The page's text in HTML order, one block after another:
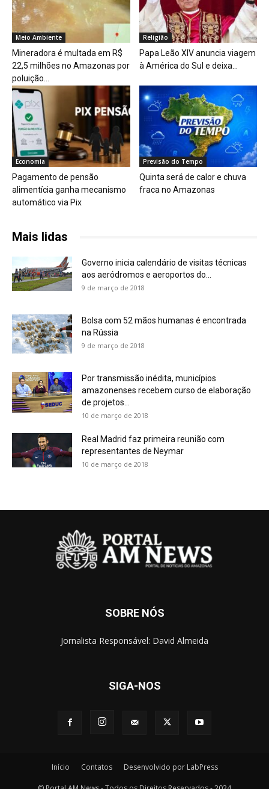
Meio Ambiente
Mineradora é multada em R$
22,5 milhões no Amazonas por
poluição...
Religião
Papa Leão XIV anuncia viagem
à América do Sul e deixa...
Economia
Pagamento de pensão
alimentícia ganha mecanismo
automático via Pix
Previsão do Tempo
Quinta será de calor e chuva
fraca no Amazonas
Mais lidas
Governo inicia calendário de visitas técnicas
aos aeródromos e aeroportos do...
9 de março de 2018
Bolsa com 52 mãos humanas é encontrada
na Rússia
9 de março de 2018
Por transmissão inédita, municípios
amazonenses recebem curso de elaboração
de projetos...
10 de março de 2018
Real Madrid faz primeira reunião com
representantes de Neymar
10 de março de 2018
SOBRE NÓS
Jornalista Responsável: David Almeida
SIGA-NOS
Início Contatos Desenvolvido por LabPress